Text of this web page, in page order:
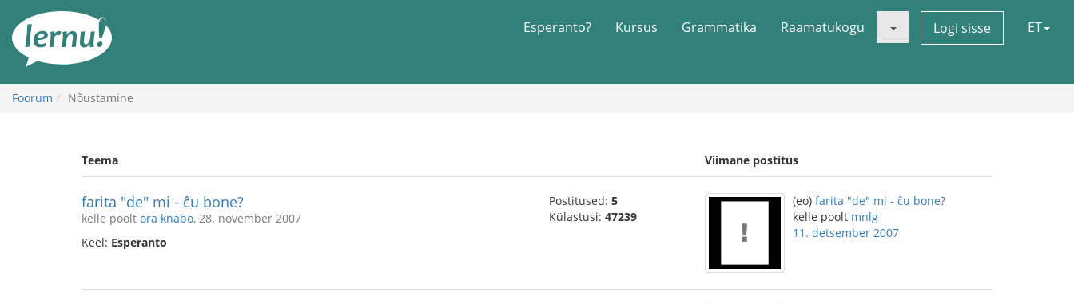
juurde
Esperanto? Kursus Grammatika Raamatukogu Logi sisse ET
Foorum Nõustamine
Teema Viimane postitus
farita "de" mi - ĉu bone?
kelle poolt ora knabo, 28. november 2007
Keel: Esperanto
Postitused: 5
Külastusi: 47239
(eo) farita "de" mi - ĉu bone?
kelle poolt mnlg
11. detsember 2007